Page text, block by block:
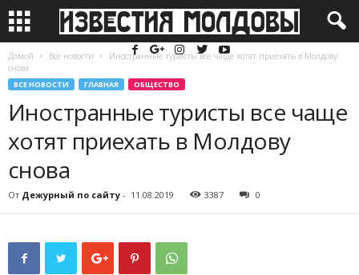
Домой Все новости
Иностранные туристы все чаще хотят приехать в Молдову
снова
ВСЕ НОВОСТИ ГЛАВНАЯ ОБЩЕСТВО
Иностранные туристы все чаще
хотят приехать в Молдову
снова
От Дежурный по сайту - 11.08.2019 3387 0